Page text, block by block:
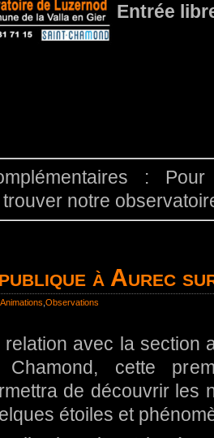
Entrée
:
trouver notre
à Aurec
Animations Observations
relation avec la section
Chamond, cette
de découvrir les
étoiles et